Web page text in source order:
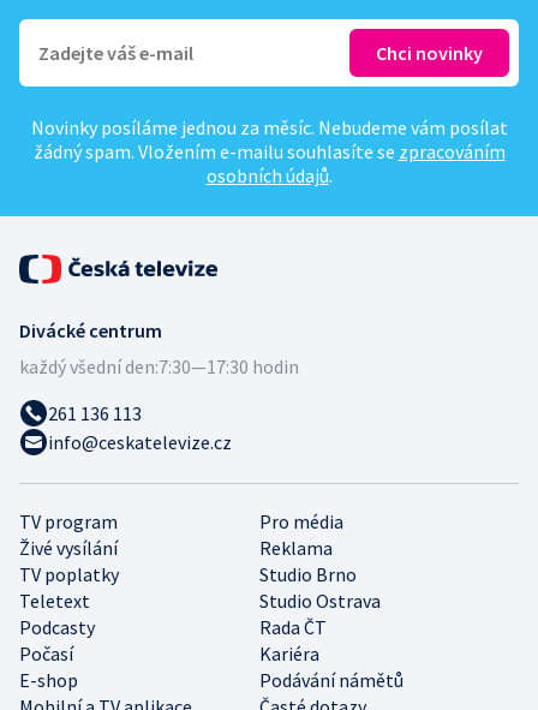
Novinky posíláme jednou za měsíc. Nebudeme vám posílat
žádný spam. Vložením e-mailu souhlasíte se zpracováním
osobních údajů.